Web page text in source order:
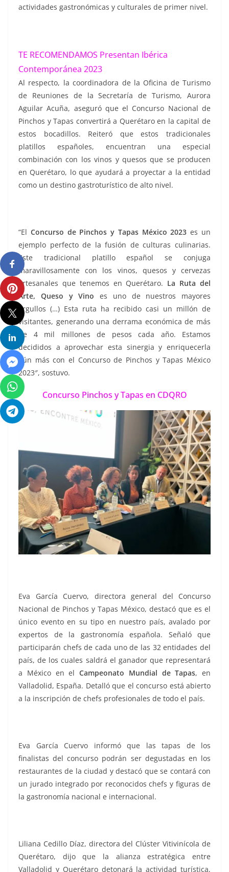
actividades gastronómicas y culturales de primer nivel.
TE RECOMENDAMOS Presentan Ibérica
Contemporánea 2023
Al respecto, la coordinadora de la Oficina de Turismo
de Reuniones de la Secretaría de Turismo, Aurora
Aguilar Acuña, aseguró que el Concurso Nacional de
Pinchos y Tapas convertirá a Querétaro en la capital de
estos bocadillos. Reiteró que estos tradicionales
platillos españoles, encuentran una especial
combinación con los vinos y quesos que se producen
en Querétaro, lo que ayudará a proyectar a la entidad
como un destino gastroturístico de alto nivel.
“El Concurso de Pinchos y Tapas México 2023 es un
ejemplo perfecto de la fusión de culturas culinarias.
Este tradicional platillo español se conjuga
maravillosamente con los vinos, quesos y cervezas
artesanales que tenemos en Querétaro. La Ruta del
Arte, Queso y Vino es uno de nuestros mayores
orgullos (…) Esta ruta ha recibido casi un millón de
visitantes, generando una derrama económica de más
de 4 mil millones de pesos cada año. Estamos
decididos a aprovechar esta sinergia y enriquecerla
aún más con el Concurso de Pinchos y Tapas México
2023″, sostuvo.
Concurso Pinchos y Tapas en CDQRO
Eva García Cuervo, directora general del Concurso
Nacional de Pinchos y Tapas México, destacó que es el
único evento en su tipo en nuestro país, avalado por
expertos de la gastronomía española. Señaló que
participarán chefs de cada uno de las 32 entidades del
país, de los cuales saldrá el ganador que representará
a México en el Campeonato Mundial de Tapas, en
Valladolid, España. Detalló que el concurso está abierto
a la inscripción de chefs profesionales de todo el país.
Eva García Cuervo informó que las tapas de los
finalistas del concurso podrán ser degustadas en los
restaurantes de la ciudad y destacó que se contará con
un jurado integrado por reconocidos chefs y figuras de
la gastronomía nacional e internacional.
Liliana Cedillo Díaz, directora del Clúster Vitivinícola de
Querétaro, dijo que la alianza estratégica entre
Valladolid y Querétaro detonará la actividad turística,